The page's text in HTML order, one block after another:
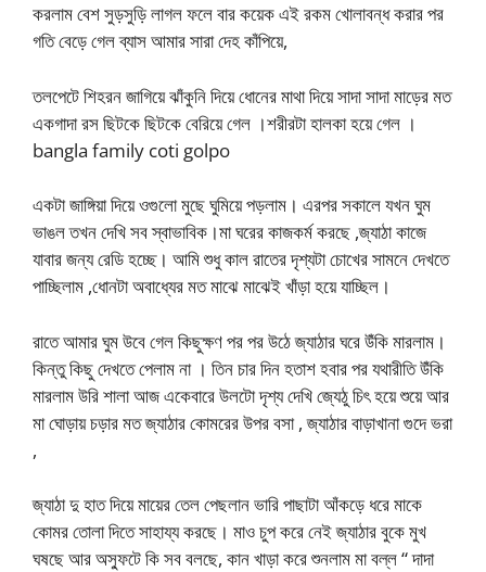
করলাম বেশ সুড়সুড়ি লাগল ফলে বার কয়েক এই রকম খোলাবন্ধ করার পর
গতি বেড়ে গেল ব্যাস আমার সারা দেহ কাঁপিয়ে,
তলপেটে শিহরন জাগিয়ে ঝাঁকুনি দিয়ে ধোনের মাথা দিয়ে সাদা সাদা মাড়ের মত
একগাদা রস ছিটকে ছিটকে বেরিয়ে গেল ।শরীরটা হালকা হয়ে গেল ।
bangla family coti golpo
একটা জাঙ্গিয়া দিয়ে ওগুলো মুছে ঘুমিয়ে পড়লাম। এরপর সকালে যখন ঘুম
ভাঙল তখন দেখি সব স্বাভাবিক।মা ঘরের কাজকর্ম করছে ,জ্যাঠা কাজে
যাবার জন্য রেডি হচ্ছে। আমি শুধু কাল রাতের দৃশ্যটা চোখের সামনে দেখতে
পাচ্ছিলাম ,ধোনটা অবাধ্যের মত মাঝে মাঝেই খাঁড়া হয়ে যাচ্ছিল।
রাতে আমার ঘুম উবে গেল কিছুক্ষণ পর পর উঠে জ্যাঠার ঘরে উঁকি মারলাম।
কিন্তু কিছু দেখতে পেলাম না । তিন চার দিন হতাশ হবার পর যথারীতি উঁকি
মারলাম উরি শালা আজ একেবারে উলটো দৃশ্য দেখি জ্যেঠু চিৎ হয়ে শুয়ে আর
মা ঘোড়ায় চড়ার মত জ্যাঠার কোমরের উপর বসা , জ্যাঠার বাড়াখানা গুদে ভরা
,
জ্যাঠা দু হাত দিয়ে মায়ের তেল পেছলান ভারি পাছাটা আঁকড়ে ধরে মাকে
কোমর তোলা দিতে সাহায্য করছে। মাও চুপ করে নেই জ্যাঠার বুকে মুখ
ঘষছে আর অস্ফুটে কি সব বলছে, কান খাড়া করে শুনলাম মা বল্ল “ দাদা